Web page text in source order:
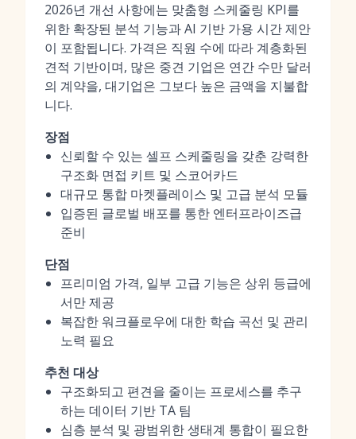
2026년 개선 사항에는 맞춤형 스케줄링 KPI를
위한 확장된 분석 기능과 AI 기반 가용 시간 제안
이 포함됩니다. 가격은 직원 수에 따라 계층화된
견적 기반이며, 많은 중견 기업은 연간 수만 달러
의 계약을, 대기업은 그보다 높은 금액을 지불합
니다.
장점
신뢰할 수 있는 셀프 스케줄링을 갖춘 강력한
구조화 면접 키트 및 스코어카드
대규모 통합 마켓플레이스 및 고급 분석 모듈
입증된 글로벌 배포를 통한 엔터프라이즈급
준비
단점
프리미엄 가격, 일부 고급 기능은 상위 등급에
서만 제공
복잡한 워크플로우에 대한 학습 곡선 및 관리
노력 필요
추천 대상
구조화되고 편견을 줄이는 프로세스를 추구
하는 데이터 기반 TA 팀
심층 분석 및 광범위한 생태계 통합이 필요한